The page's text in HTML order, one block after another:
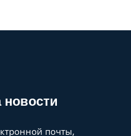
новости
почты,